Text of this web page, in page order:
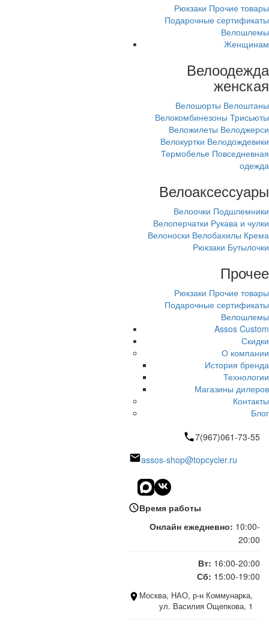
Рюкзаки Прочие товары
Подарочные сертификаты
Велошлемы
Женщинам
Велоодежда
женская
Велошорты Велоштаны
Велокомбинезоны Трисьюты
Веложилеты Велоджерси
Велокуртки Велодождевики
Термобелье Повседневная
одежда
Велоаксессуары
Велоочки Подшлемники
Велоперчатки Рукава и чулки
Велоноски Велобахилы Крема
Рюкзаки Бутылочки
Прочее
Рюкзаки Прочие товары
Подарочные сертификаты
Велошлемы
Assos Custom
Скидки
О компании
История бренда
Технологии
Магазины дилеров
Контакты
Блог
7(967)061-73-55
assos-shop@topcycler.ru
Время работы
Онлайн ежедневно: 10:00-
20:00
Вт: 16:00-20:00
Сб: 15:00-19:00
Москва, НАО, р-н Коммунарка,
ул. Василия Ощепкова, 1